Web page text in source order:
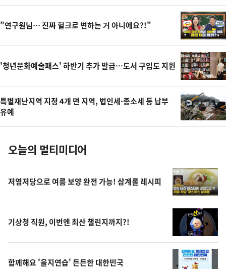
"연구원님… 진짜 헐크로 변하는 거 아니에요?!"
'청년문화예술패스' 하반기 추가 발급…도서 구입도 지원
특별재난지역 지정 4개 면 지역, 법인세·종소세 등 납부
유예
오늘의 멀티미디어
저염저당으로 여름 보양 완전 가능! 삼계롤 레시피
기상청 직원, 이번엔 최산 챌린지까지?!
함께해요 '을지연습' 든든한 대한민국